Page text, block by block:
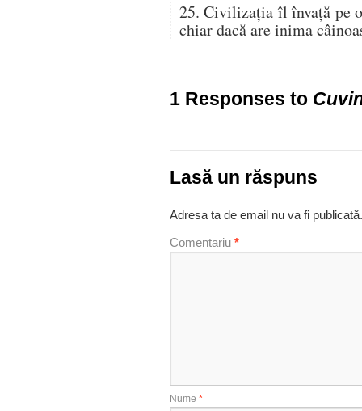
25. Civilizaţia îl învaţă pe
chiar dacă are inima
1 Responses to
Lasă un răspuns
Adresa ta de email nu va fi publicată.
Comentariu *
Nume *